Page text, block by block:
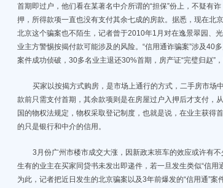
首期即过户，他们看在某著名中介所谓的“担保”份上，不疑有
押，所得款项一直也没有支付其余七成的房款。据悉，现在北
北京这个骗案也不陌生，记者曾于2010年1月对在逸景翠园、
业主方警惕按揭付款可能涉及的风险。“信用通诈骗案”涉及40
案件成功侦破，30多名业主退还30%首期，房产证“完璧归赵”
买家以按揭方式购房，是市场上通行的方式，二手房市场
款前只需支付首期，其余款项则是在房屋过户入押后才支付，
国的物权法规定，物权采取登记制度，也就是说，在业主获得
的只是银行和中介的信用。
3月份广州市楼市成交大涨，因新政末班车的效应或许有
生有的业主在买家同贷书未发出即递件，若一旦发生类似“信用
为此，记者把近日发生的北京骗案以及3年前爆发的“信用通”